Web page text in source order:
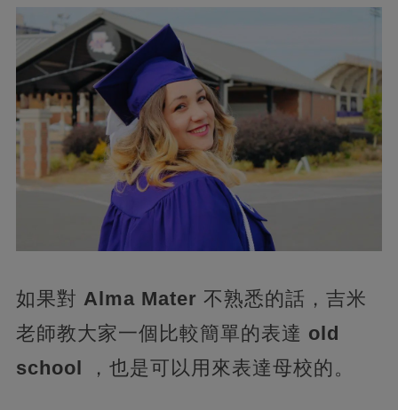
如果對 Alma Mater 不熟悉的話，吉米
老師教大家一個比較簡單的表達 old
school
，也是可以用來表達母校的。